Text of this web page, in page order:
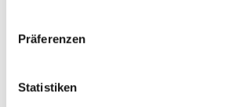
Präferenzen
Statistiken
50.000,- €